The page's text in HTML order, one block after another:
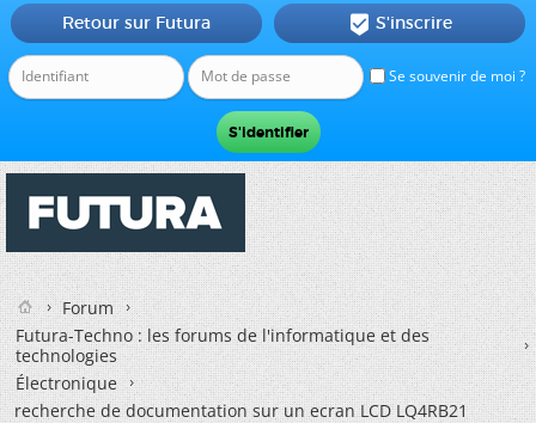
Se souvenir de moi ?
Retour sur Futura  S'inscrire
Forum
Futura-Techno : les forums de l'informatique et des
technologies
Électronique
recherche de documentation sur un ecran LCD LQ4RB21